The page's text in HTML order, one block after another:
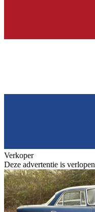
Verkoper
Deze advertentie is verlopen